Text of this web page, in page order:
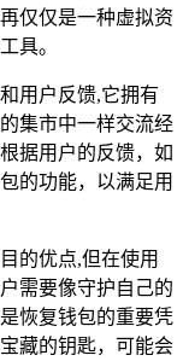
仅仅是一种虚拟资
具。
用户反馈,它拥有
集市中一样交流经
据用户的反馈，如
的功能，以满足用
的优点,但在使用
需要像守护自己的
恢复钱包的重要凭
藏的钥匙，可能会